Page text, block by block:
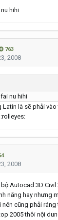
hihi
763
2008
nu hihi
là sẽ phải vào
2008
Autocad 3D
năng hay nhưng
cũng phải ráng
2005 thôi nội